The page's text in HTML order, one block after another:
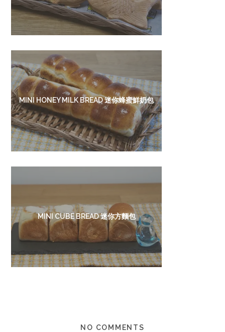
MINI HONEY MILK BREAD 迷你蜂蜜鮮奶包
MINI CUBE BREAD 迷你方麵包
NO COMMENTS